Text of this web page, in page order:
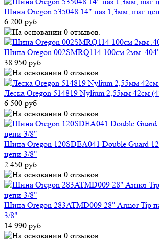
Шина Oregon 535048 14" паз 1,3мм, шаг
6 200 руб
Шина Oregon 002SMRQ114 100см 2мм
38 950 руб
Леска Oregon 514819 Nylium 2,55мм 42см
6 500 руб
Шина Oregon 120SDEA041 Double Guard
цепи 3/8"
2 450 руб
Шина Oregon 283ATMD009 28" Armor Tip
3/8"
14 990 руб